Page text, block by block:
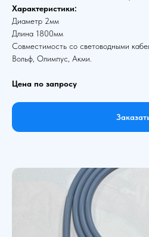
Характеристики:
Диаметр 2мм
Длина 1800мм
Совместимость со световодными
Вольф, Олимпус, Акми.
Цена по запросу